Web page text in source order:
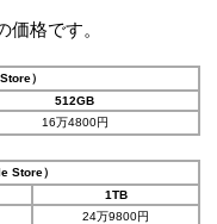
格です。
）
512GB
16万4800円
Store）
1TB
24万9800円